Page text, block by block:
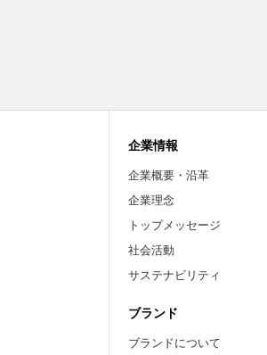
企業情報
企業概要・沿革
企業理念
トップメッセージ
社会活動
サステナビリティ
ブランド
ブランドについて